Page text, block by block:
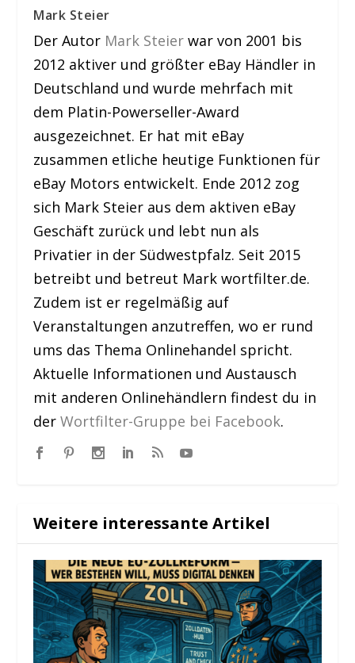
Mark Steier
Der Autor Mark Steier war von 2001 bis
2012 aktiver und größter eBay Händler in
Deutschland und wurde mehrfach mit
dem Platin-Powerseller-Award
ausgezeichnet. Er hat mit eBay
zusammen etliche heutige Funktionen für
eBay Motors entwickelt. Ende 2012 zog
sich Mark Steier aus dem aktiven eBay
Geschäft zurück und lebt nun als
Privatier in der Südwestpfalz. Seit 2015
betreibt und betreut Mark wortfilter.de.
Zudem ist er regelmäßig auf
Veranstaltungen anzutreffen, wo er rund
ums das Thema Onlinehandel spricht.
Aktuelle Informationen und Austausch
mit anderen Onlinehändlern findest du in
derWortfilter-Gruppe bei Facebook.
Weitere interessante Artikel